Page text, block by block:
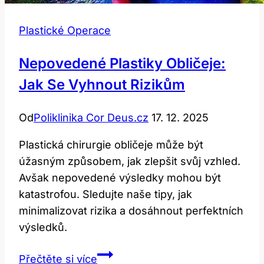
Plastické Operace
Nepovedené Plastiky Obličeje:
Jak Se Vyhnout Rizikům
OdPoliklinika Cor Deus.cz 17. 12. 2025
Plastická chirurgie obličeje může být
úžasným způsobem, jak zlepšit svůj vzhled.
Avšak nepovedené výsledky mohou být
katastrofou. Sledujte naše tipy, jak
minimalizovat rizika a dosáhnout perfektních
výsledků.
Přečtěte si víceNepovedené